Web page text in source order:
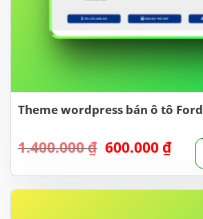
Theme wordpress bán ô tô Ford
1.400.000₫ Giá
là:
1.400.000 ₫.
600.000 ₫Giá
hiện
tại
là: